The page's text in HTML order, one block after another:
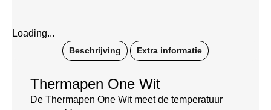
Loading...
Beschrijving Extra informatie
Thermapen One Wit
De Thermapen One Wit meet de temperatuur